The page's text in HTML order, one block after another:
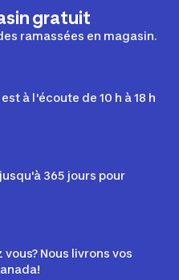
gratuit
ramassées en magasin.
à l'écoute de 10 h à 18 h
365 jours pour
Nous livrons vos